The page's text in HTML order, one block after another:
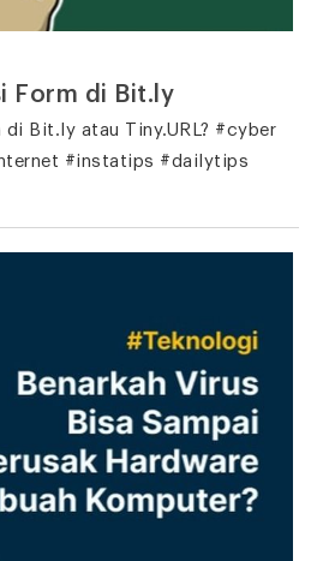
Form di Bit.ly
di Bit.ly atau Tiny.URL? #cyber
#instatips #dailytips